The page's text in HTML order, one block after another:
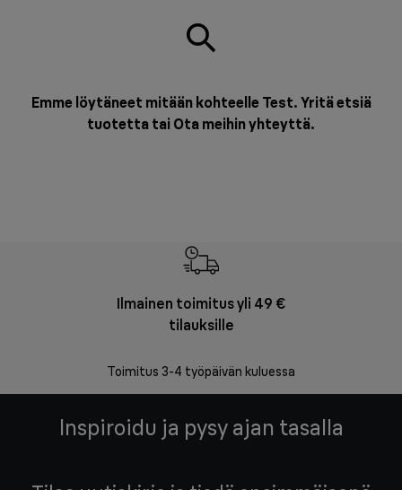
Emme löytäneet mitään kohteelle Test. Yritä etsiä
tuotetta tai Ota meihin yhteyttä.
Ilmainen toimitus yli 49 €
tilauksille
Toimitus 3-4 työpäivän kuluessa
Inspiroidu ja pysy ajan tasalla